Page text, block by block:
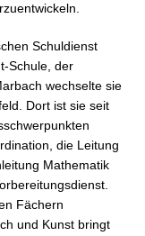
Schuldienst
Schule, der
wechselte sie
Dort ist sie seit
die Leitung
Mathematik
Fächern
und Kunst bringt